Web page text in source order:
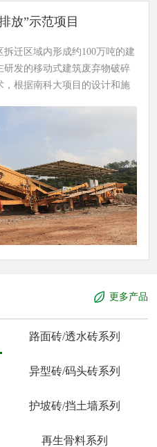
放”示范项目
迁区域内形成约100万吨的建
发的移动式建筑废弃物破碎
根据南科大项目的设计和施
化建筑废弃物、就地使用绿
目拆除建筑废弃物的“零排
更多产品
路面砖/透水砖系列
异型砖/码头砖系列
护坡砖/挡土墙系列
再生骨料系列